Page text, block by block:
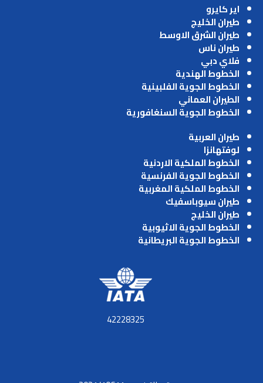
اير كايرو
طيران الخليج
طيران الشرق الاوسط
طيران ناس
فلاي دبي
الخطوط الهندية
الخطوط الجوية الفلبينية
الطيران العماني
الخطوط الجوية السنغافورية
طيران العربية
لوفتهانزا
الخطوط الملكية الاردنية
الخطوط الجوية الفرنسية
الخطوط الملكية المغربية
طيران سيوباسفيك
طيران الخليج
الخطوط الجوية الاثيوبية
الخطوط الجوية البريطانية
42228325